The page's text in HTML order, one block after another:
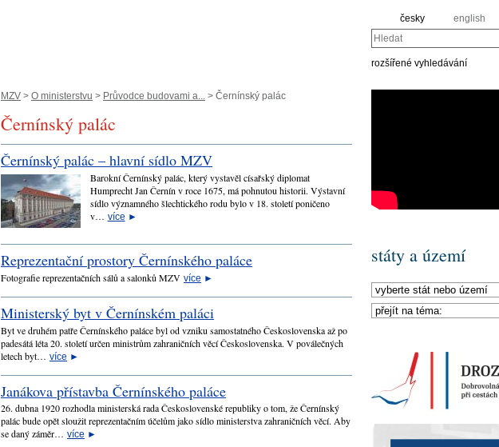
česky english
Hledat
rozšířené vyhledávání
MZV > O ministerstvu > Průvodce budovami a... > Černínský palác
Černínský palác
Černínský palác – hlavní sídlo MZV
Barokní Černínský palác, který vystavěl císařský diplomat
Humprecht Jan Černín v roce 1675, má pohnutou historii. Výstavní
sídlo významného šlechtického rodu bylo v 18. století poničeno
v… více ►
Reprezentační prostory Černínského paláce
Fotografie reprezentačních sálů a salonků MZV více ►
Ministerský byt v Černínském paláci
Byt ve druhém patře Černínského paláce byl od vzniku samostatného Československa až po
padesátá léta 20. století určen ministrům zahraničních věcí Československa. V poválečných
letech byt… více ►
Janákova přístavba Černínského paláce
26. dubna 1920 rozhodla ministerská rada Československé republiky o tom, že Černínský
palác bude opět sloužit reprezentačním účelům jako sídlo ministerstva zahraničních věcí. Aby
se daný záměr… více ►
státy a území